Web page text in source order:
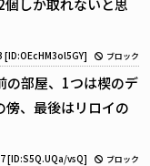
[ID:OEcHM3ol5GY] ブロック
の部屋、1つは楔のデ
傍、最後はリロイの
[ID:S5Q.UQa/vsQ] ブロック